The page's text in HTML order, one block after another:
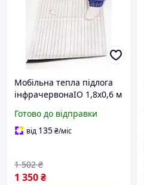
Мобільна тепла підлога
інфрачервонаІО 1,8х0,6 м
Готово до відправки
від 135₴/міс
1 350₴
1 502 ₴